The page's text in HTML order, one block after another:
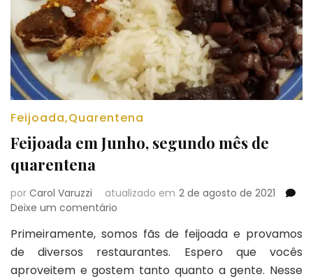
Feijoada,Quarentena
Feijoada em Junho, segundo mês de
quarentena
por Carol Varuzzi atualizado em 2 de agosto de 2021
Deixe um comentário
em
Junho,
segundo
Primeiramente, somos fãs de feijoada e provamos
de diversos restaurantes. Espero que vocês
aproveitem e gostem tanto quanto a gente. Nesse